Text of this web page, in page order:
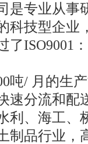
专业从事
科技型企业
ISO9001
吨/ 月的生
速分流和配
利、海工、
制品行业，